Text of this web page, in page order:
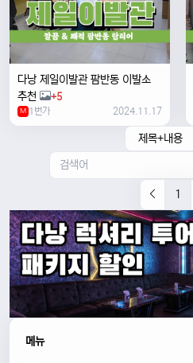
다낭 제일이발관 팜반동 이발소
추천
+5
M 1번가 2024.11.17
1
메뉴